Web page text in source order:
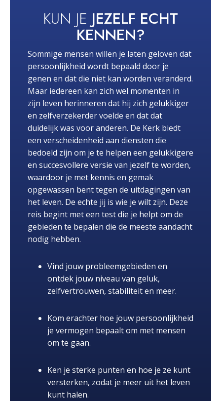
KUN JE JEZELF ECHT
KENNEN?
Sommige mensen willen je laten geloven dat
persoonlijkheid wordt bepaald door je
genen en dat die niet kan worden veranderd.
Maar iedereen kan zich wel momenten in
zijn leven herinneren dat hij zich gelukkiger
en zelfverzekerder voelde en dat dat
duidelijk was voor anderen. De Kerk biedt
een verscheidenheid aan diensten die
bedoeld zijn om je te helpen een gelukkigere
en succesvollere versie van jezelf te worden,
waardoor je met kennis en gemak
opgewassen bent tegen de uitdagingen van
het leven. De echte jij is wie je wilt zijn. Deze
reis begint met een test die je helpt om de
gebieden te bepalen die de meeste aandacht
nodig hebben.
Vind jouw probleemgebieden en
ontdek jouw niveau van geluk,
zelfvertrouwen, stabiliteit en meer.
Kom erachter hoe jouw persoonlijkheid
je vermogen bepaalt om met mensen
om te gaan.
Ken je sterke punten en hoe je ze kunt
versterken, zodat je meer uit het leven
kunt halen.